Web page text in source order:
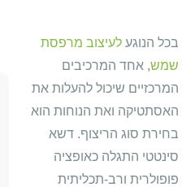
בכל הנוגע לעיצוב מרפסת
שמש, אחד המרכיבים
המרכזיים שיכול להעלות את
האסתטיקה ואת הנוחות הוא
בחירת סוג הריצוף. דשא
סינטטי התגלה כאופציה
פופולרית ורב-תכליתית